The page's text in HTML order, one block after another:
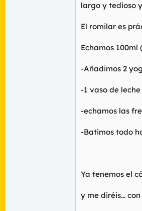
largo y tedioso
El romilar es
Echamos
-Añadimos 2
-1 vaso de
-echamos las
-Batimos todo
Ya tenemos el
y me diréis...